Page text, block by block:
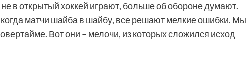
в открытый хоккей играют, больше об обороне думают.
когда матчи шайба в шайбу, все решают мелкие ошибки. Мы
Вот они – мелочи, из которых сложился исход